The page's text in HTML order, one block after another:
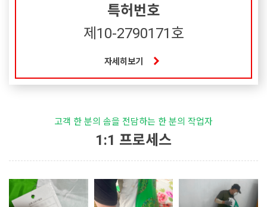
특허번호
제10-2790171호
자세히보기
고객 한 분의 솜을 전담하는 한 분의 작업자
1:1 프로세스